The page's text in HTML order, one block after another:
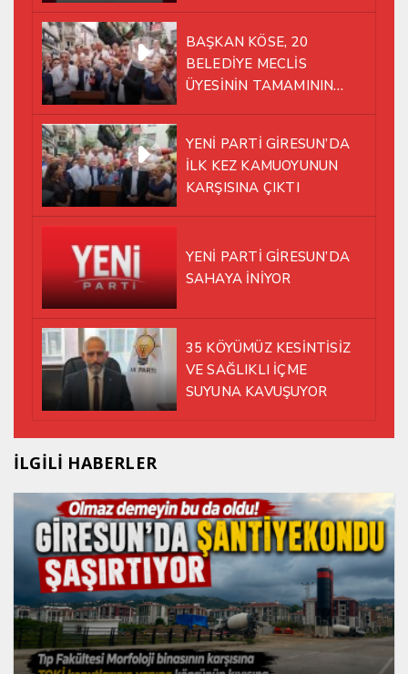
BAŞKAN KÖSE, 20
BELEDİYE MECLİS
ÜYESİNİN TAMAMININ
YÜRÜMEYE KARAR VERDİK
YENİ PARTİ GİRESUN’DA
İLK KEZ KAMUOYUNUN
KARŞISINA ÇIKTI
YENİ PARTİ GİRESUN’DA
SAHAYA İNİYOR
35 KÖYÜMÜZ KESİNTİSİZ
VE SAĞLIKLI İÇME
SUYUNA KAVUŞUYOR
İLGİLİ HABERLER